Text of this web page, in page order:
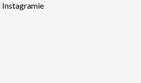
Instagramie